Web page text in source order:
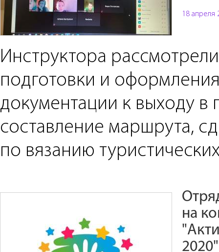
18 апреля
Инструктора
подготовки и
документации к выходу в
составление маршрута,
по вязанию
на
2020"